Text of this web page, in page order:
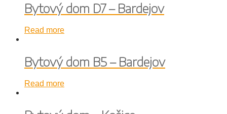
Bytový dom D7 – Bardejov
Read more
Bytový dom B5 – Bardejov
Read more